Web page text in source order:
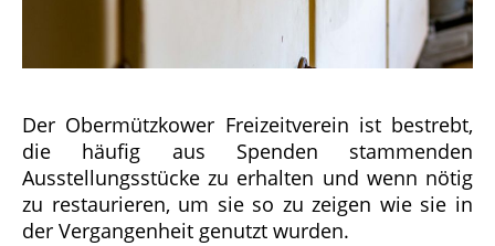
Der Obermützkower Freizeitverein ist bestrebt,
die häufig aus Spenden stammenden
Ausstellungsstücke zu erhalten und wenn nötig
zu restaurieren, um sie so zu zeigen wie sie in
der Vergangenheit genutzt wurden.